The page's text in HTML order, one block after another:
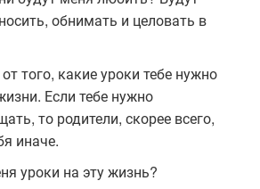
обнимать и целовать в
того, какие уроки тебе нужно
Если тебе нужно
то родители, скорее всего,
иначе.
уроки на эту жизнь?